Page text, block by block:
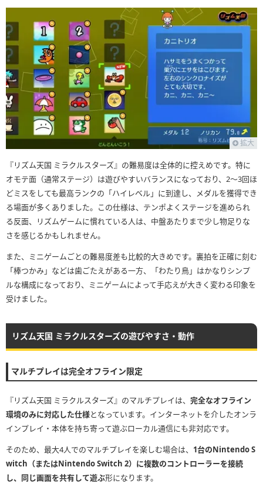
拡大
『リズム天国 ミラクルスターズ』の難易度は全体的に控えめです。特に
オモテ面（通常ステージ）は遊びやすいバランスになっており、2〜3回ほ
どミスをしても最高ランクの「ハイレベル」に到達し、メダルを獲得でき
る場面が多くありました。この仕様は、テンポよくステージを進められ
る反面、リズムゲームに慣れている人は、中盤あたりまで少し物足りな
さを感じるかもしれません。
また、ミニゲームごとの難易度差も比較的大きめです。裏拍を正確に刻む
「棒つかみ」などは歯ごたえがある一方、「わたり鳥」はかなりシンプ
ルな構成になっており、ミニゲームによって手応えが大きく変わる印象を
受けました。
リズム天国 ミラクルスターズの遊びやすさ・動作
マルチプレイは完全オフライン限定
『リズム天国 ミラクルスターズ』のマルチプレイは、 完全なオフライン
環境のみに対応した仕様となっています。インターネットを介したオンラ
インプレイ・本体を持ち寄って遊ぶローカル通信にも非対応です。
そのため、最大4人でのマルチプレイを楽しむ場合は、 1台のNintendo S
witch（またはNintendo Switch 2）に複数のコントローラーを接続
し、同じ画面を共有して遊ぶ形になります。